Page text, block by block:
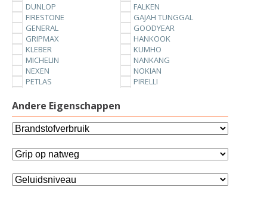
DUNLOP
FALKEN
FIRESTONE
GAJAH TUNGGAL
GENERAL
GOODYEAR
GRIPMAX
HANKOOK
KLEBER
KUMHO
MICHELIN
NANKANG
NEXEN
NOKIAN
PETLAS
PIRELLI
UNIROYAL
YOKOHAMA
Andere Eigenschappen